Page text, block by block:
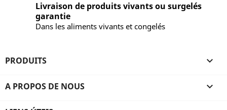
Livraison de produits vivants ou surgelés
garantie
Dans les aliments vivants et congelés
PRODUITS 
A PROPOS DE NOUS 